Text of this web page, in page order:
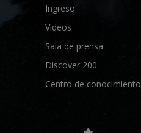
Ingreso
Videos
Sala de prensa
Discover 200
Centro de conocimiento